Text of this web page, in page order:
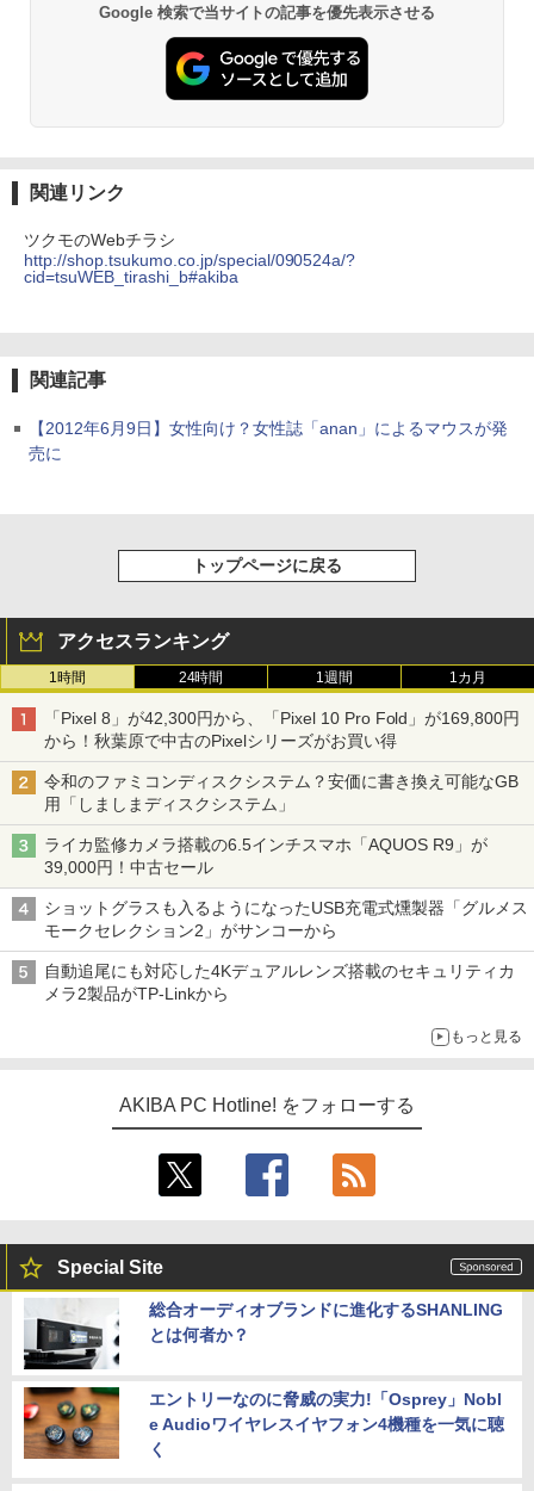
Google 検索で当サイトの記事を優先表示させる
関連リンク
ツクモのWebチラシ
http://shop.tsukumo.co.jp/special/090524a/?
cid=tsuWEB_tirashi_b#akiba
関連記事
【2012年6月9日】女性向け？女性誌「anan」によるマウスが発
売に
トップページに戻る
アクセスランキング
1時間 24時間 1週間 1カ月
「Pixel 8」が42,300円から、「Pixel 10 Pro Fold」が169,800円
から！秋葉原で中古のPixelシリーズがお買い得
令和のファミコンディスクシステム？安価に書き換え可能なGB
用「しましまディスクシステム」
ライカ監修カメラ搭載の6.5インチスマホ「AQUOS R9」が
39,000円！中古セール
ショットグラスも入るようになったUSB充電式燻製器「グルメス
モークセレクション2」がサンコーから
自動追尾にも対応した4Kデュアルレンズ搭載のセキュリティカ
メラ2製品がTP-Linkから
もっと見る
AKIBA PC Hotline! をフォローする
Special Site
総合オーディオブランドに進化するSHANLING
とは何者か？
エントリーなのに脅威の実力!「Osprey」Nobl
e Audioワイヤレスイヤフォン4機種を一気に聴
く